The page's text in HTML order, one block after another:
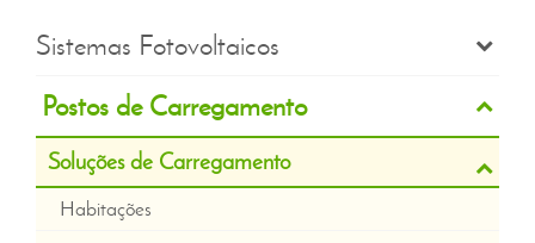
Sistemas Fotovoltaicos
Postos de Carregamento
Soluções de Carregamento
Habitações